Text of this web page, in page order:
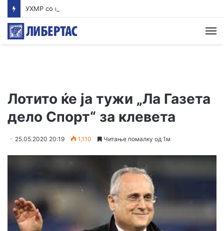
Лотито ќе ја тужи „Ла Газета
дело Спорт“ за клевета
25.05.2020 20:19 1,110 Читање помалку од 1м